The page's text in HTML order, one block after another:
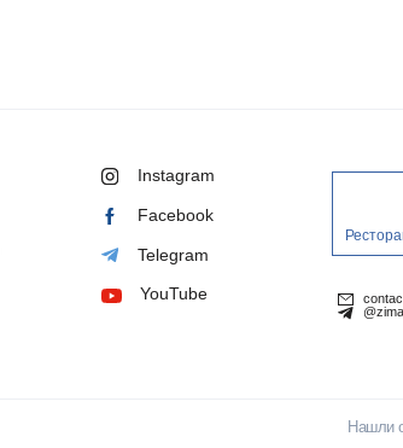
Instagram
Facebook
Telegram
YouTube
Нашли